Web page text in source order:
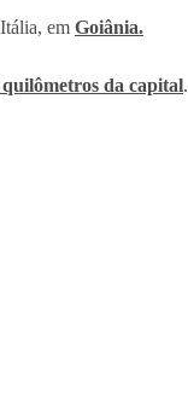
em Goiânia.
da capital.